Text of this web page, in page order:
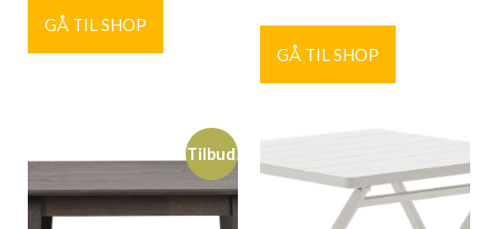
GÅ TIL SHOP
GÅ TIL SHOP
Tilbud